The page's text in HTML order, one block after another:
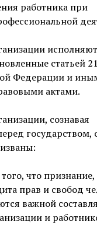
работника при
исполняют
статьей
Федерации и
актами.
сознавая
что признание,
прав и свобод
важной
и